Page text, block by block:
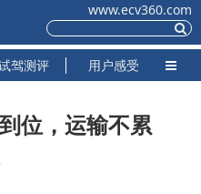
www.ecv360.com
驾测评 用户感受
位，运输不累